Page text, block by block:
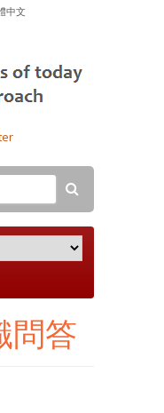
中文
問答